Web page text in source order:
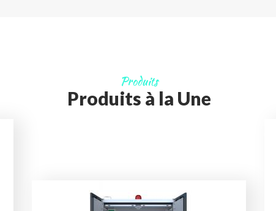
Produits
Produits à la Une